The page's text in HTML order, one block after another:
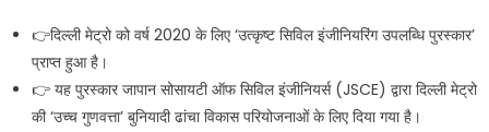
👉दिल्ली मेट्रो को वर्ष 2020 के लिए ‘उत्कृष्ट सिविल इंजीनियरिंग उपलब्धि पुरस्कार’
प्राप्त हुआ है।
👉 यह पुरस्कार जापान सोसायटी ऑफ सिविल इंजीनियर्स (JSCE) द्वारा दिल्ली मेट्रो
की ‘उच्च गुणवत्ता’ बुनियादी ढांचा विकास परियोजनाओं के लिए दिया गया है।